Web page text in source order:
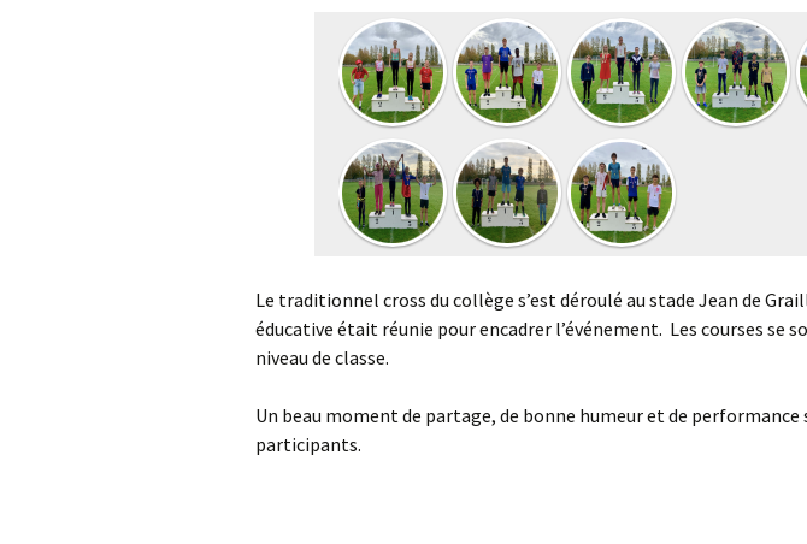
Le traditionnel cross du collège s’est déroulé au stade Jean de
éducative était réunie pour encadrer l’événement. Les courses se
niveau de classe.
Un beau moment de partage, de bonne humeur et de
participants.